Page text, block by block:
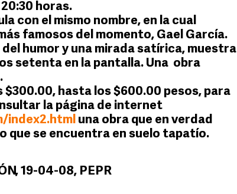
horas.
con el mismo nombre, en la cual
famosos del momento, Gael García.
humor y una mirada satírica, muestra
setenta en la pantalla. Una obra
$300.00, hasta los $600.00 pesos, para
la página de internet
una obra que en verdad
que se encuentra en suelo tapatío.
19-04-08, PEPR